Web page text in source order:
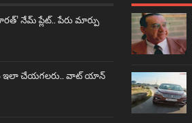
నేమ్ ప్లేట్‌.. పేరు మార్పు
ఇలా చేయగలరు.. వాట్ యాన్